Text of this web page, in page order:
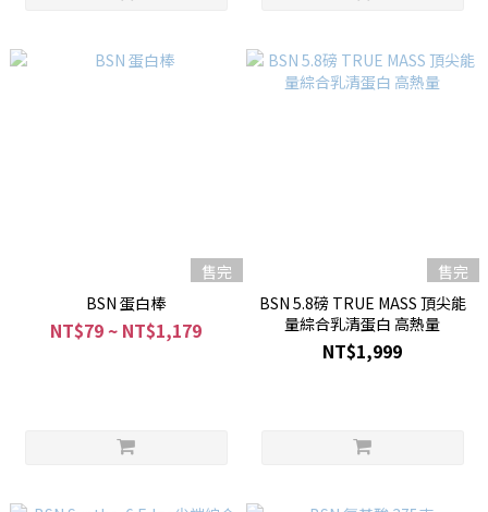
售完
BSN 蛋白棒
NT$79 ~ NT$1,179
售完
BSN 5.8磅 TRUE MASS 頂尖能
量綜合乳清蛋白 高熱量
NT$1,999